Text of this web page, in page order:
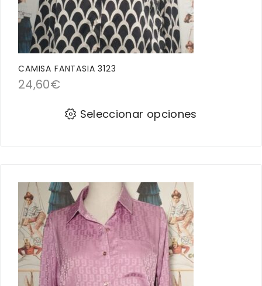
CAMISA FANTASIA 3123
24,60€
Seleccionar opciones